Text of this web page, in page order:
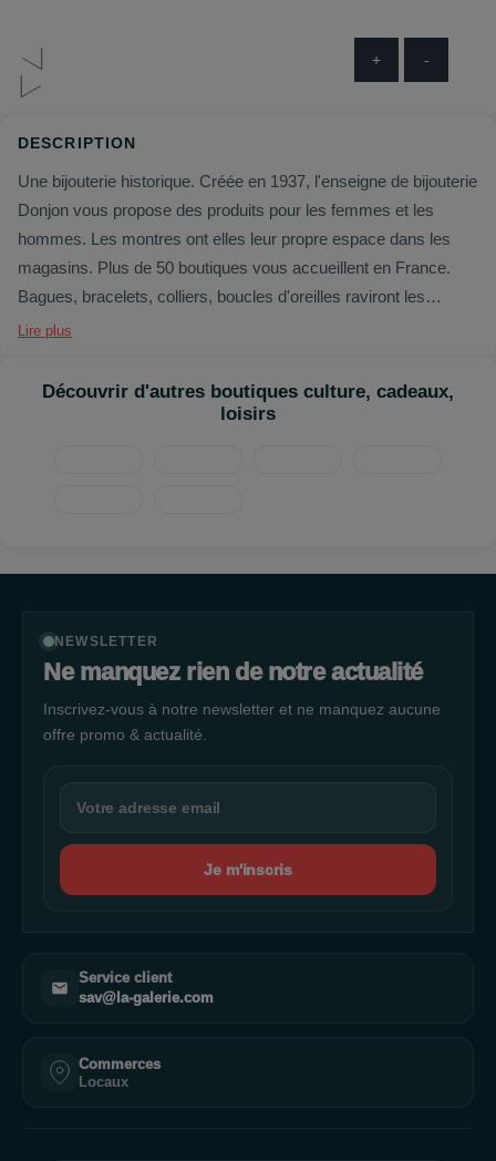
+ -
DESCRIPTION
Une bijouterie historique. Créée en 1937, l'enseigne de bijouterie
Donjon vous propose des produits pour les femmes et les
hommes. Les montres ont elles leur propre espace dans les
magasins. Plus de 50 boutiques vous accueillent en France.
Bagues, bracelets, colliers, boucles d'oreilles raviront les
femmes, bracelets et montres les hommes. Donjon propose
fameux bola de grossesse. Calvin Klein, Cacharel, Diesel, Elsa
Lee, Kenzo, Lotus sont quelques-unes des marques présentes
Lire plus
Découvrir d'autres boutiques culture, cadeaux,
loisirs
NEWSLETTER
Ne manquez rien de notre actualité
Inscrivez-vous à notre newsletter et ne manquez aucune
offre promo & actualité.
Je m'inscris
Service client
sav@la-galerie.com
Commerces
Locaux